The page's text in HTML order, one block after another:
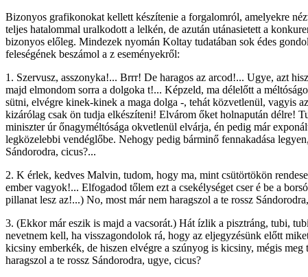
Bizonyos grafikonokat kellett készítenie a forgalomról, amelyekre
teljes hatalommal uralkodott a lelkén, de azután utánasietett a
bizonyos előleg. Mindezek nyomán Koltay tudatában sok édes
feleségének beszámol a z eseményekről:
1. Szervusz, asszonyka!... Brrr! De haragos az arcod!... Ugye, azt
majd elmondom sorra a dolgoka t!... Képzeld, ma délelőtt a
sütni, elvégre kinek-kinek a maga dolga -, tehát közvetlenül, vagyis
kizárólag csak ön tudja elkészíteni! Elvárom őket holnapután délre!
miniszter úr őnagyméltósága okvetlenül elvárja, én pedig már
legközelebbi vendéglőbe. Nehogy pedig bárminő fennakadása
Sándorodra, cicus?...
2. K érlek, kedves Malvin, tudom, hogy ma, mint csütörtökön
ember vagyok!... Elfogadod tőlem ezt a csekélységet cser é be a
pillanat lesz az!...) No, most már nem haragszol a te rossz
3. (Ekkor már eszik is majd a vacsorát.) Hát ízlik a pisztráng, tubi,
nevetnem kell, ha visszagondolok rá, hogy az eljegyzésünk előtt
kicsiny emberkék, de hiszen elvégre a szúnyog is kicsiny, mégis
haragszol a te rossz Sándorodra, ugye, cicus?